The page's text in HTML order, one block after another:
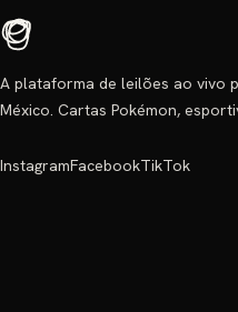
A plataforma de leilões ao vivo
México. Cartas Pokémon,
InstagramFacebookTikTok